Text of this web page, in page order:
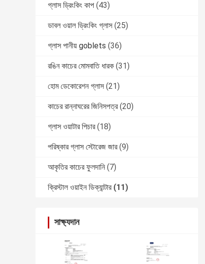
গ্লাস ড্রিংকিং কাপ (43)
ডাবল ওয়াল ড্রিংকিং গ্লাস (25)
গ্লাস পানীয় goblets (36)
রঙিন কাচের মোমবাতি ধারক (31)
হোম ডেকোরেশন গ্লাস (21)
কাচের রান্নাঘরের জিনিসপত্র (20)
গ্লাস ওয়াটার পিচার (18)
পরিষ্কার গ্লাস স্টোরেজ জার (9)
আকৃতির কাচের ফুলদানি (7)
ক্রিস্টাল ওয়াইন ডিক্যান্টার (11)
সাক্ষ্যদান